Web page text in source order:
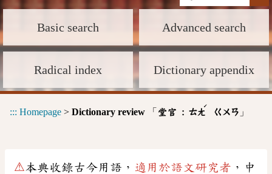
Basic search Advanced search
Radical index Dictionary appendix
::: Homepage > Dictionary review 「 堂官 : ㄊㄤ
ˊ
ㄍㄨㄢ 」
⚠本典收錄古今用語， 適用於語文研究者 ，中